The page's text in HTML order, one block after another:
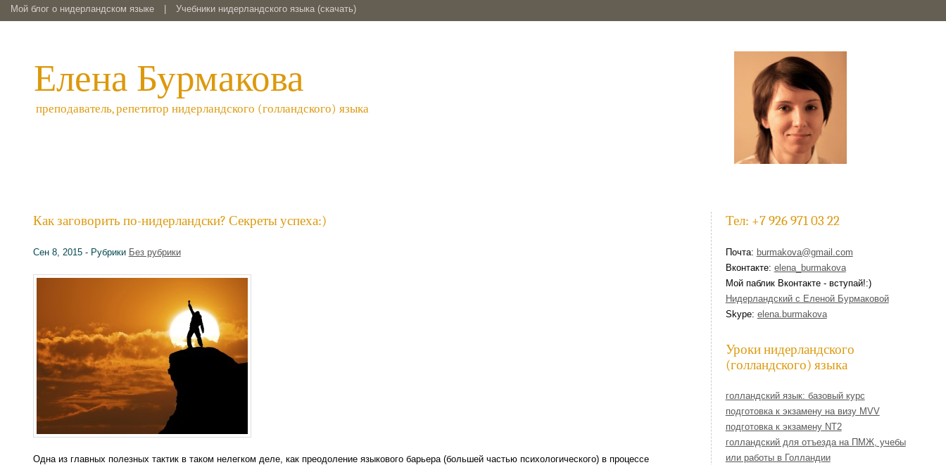
Мой блог о нидерландском языке Учебники нидерландского языка (скачать)
Елена Бурмакова
преподаватель, репетитор нидерландского (голландского) языка
Как заговорить по-нидерландски? Секреты успеха:)
Сен 8, 2015 - Рубрики Без рубрики
Одна из главных полезных тактик в таком нелегком деле, как преодоление языкового барьера (большей частью психологического) в процессе
Тел: +7 926 971 03 22
Почта: burmakova@gmail.com
Вконтакте: elena_burmakova
Мой паблик Вконтакте - вступай!:)
Нидерландский с Еленой Бурмаковой
Skype: elena.burmakova
Уроки нидерландского
(голландского) языка
голландский язык: базовый курс
подготовка к экзамену на визу MVV
подготовка к экзамену NT2
голландский для отъезда на ПМЖ, учебы
или работы в Голландии